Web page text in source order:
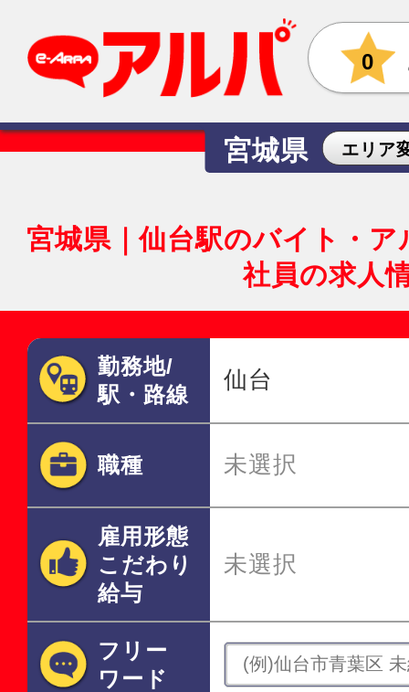
0
宮城県 エリア
宮城県｜仙台駅のバイト・
社員の求人
勤務地/
駅・路線
仙台
職種 未選択
雇用形態
こだわり
給与
未選択
フリー
ワード